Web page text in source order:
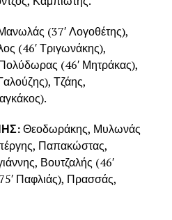
(37′ Λογοθέτης),
(46′ Τριγωνάκης),
(46′ Μητράκας),
Τζάης,
Θεοδωράκης, Μυλωνάς
Παπακώστας,
Βουτζαλής (46′
Παφλιάς), Πρασσάς,